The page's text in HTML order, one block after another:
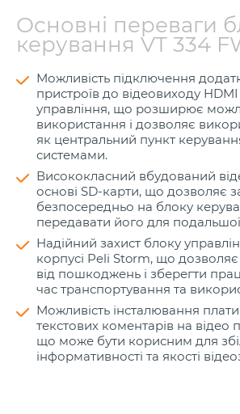
Основні переваги
керування VT 334
Можливість підключення
пристроїв до відеовиходу
управління, що розширює
використання і дозволяє
як центральний пункт
системами.
Висококласний вбудований
основі SD-карти, що дозволяє
безпосередньо на блоку
передавати його для
Надійний захист блоку
корпусі Peli Storm, що дозволяє
від пошкоджень і зберегти
час транспортування та
Можливість інсталювання
текстових коментарів на відео
що може бути корисним для
інформативності та якості